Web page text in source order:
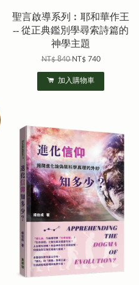
聖言啟導系列︰耶和華作王
-- 從正典鑑別學尋索詩篇的
神學主題
NT$ 840NT$ 740
加入購物車